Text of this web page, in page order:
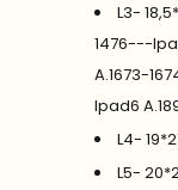
L3-
1476---
A.1673-
Ipad6
L4-
L5-